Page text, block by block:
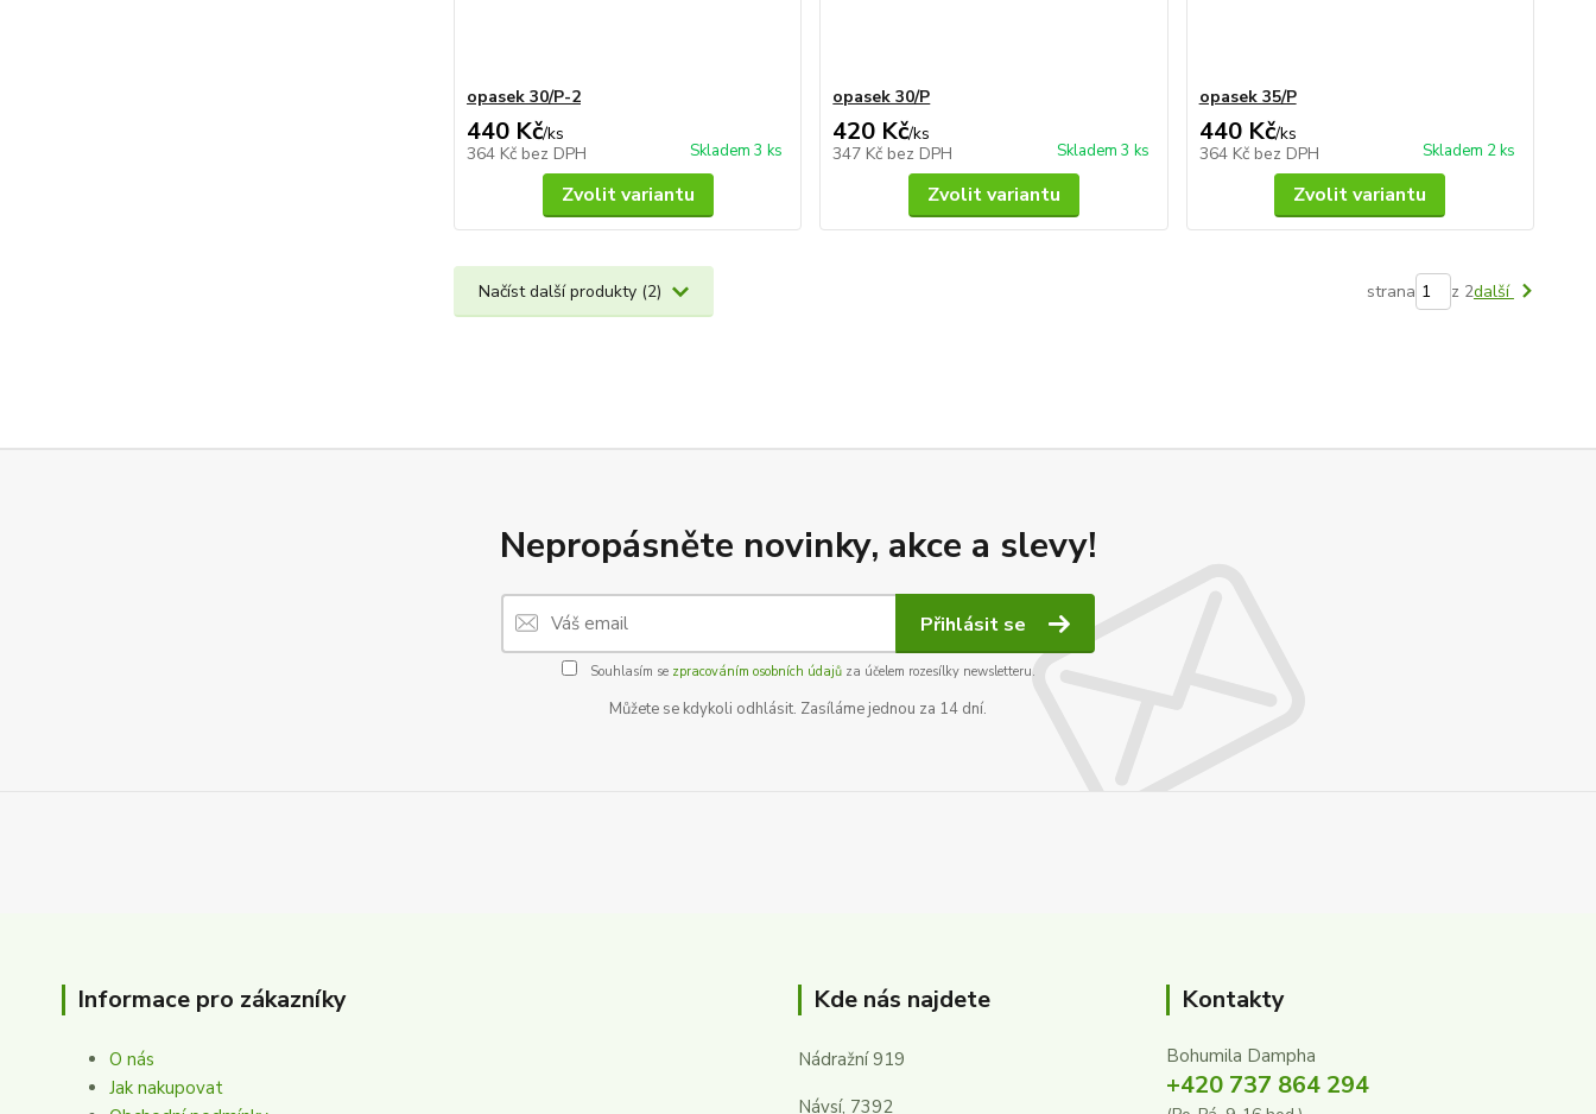
opasek 30/P-2
440 Kč/ks
364 Kč bez DPH Skladem 3 ks
Zvolit variantu
opasek 30/P
420 Kč/ks
347 Kč bez DPH Skladem 3 ks
Zvolit variantu
opasek 35/P
440 Kč/ks
364 Kč bez DPH Skladem 2 ks
Zvolit variantu
Načíst další produkty (2) strana z 2další
Nepropásněte novinky, akce a slevy!
Přihlásit se
Souhlasím se zpracováním osobních údajůza účelem rozesílky newsletteru.
Můžete se kdykoli odhlásit. Zasíláme jednou za 14 dní.
Informace pro zákazníky
O nás
Jak nakupovat
Kde nás najdete
Nádražní 919
Návsí, 7392
Kontakty
Bohumila Dampha
+420 737 864 294